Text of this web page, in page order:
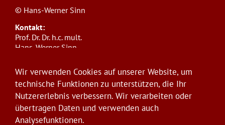
© Hans-Werner Sinn
Kontakt:
Prof. Dr. Dr. h.c. mult.
Hans-Werner Sinn,
ifo Institut
Poschingerstr. 5, 81679 München
Telefon: +49(0)89/9224-1276
E-Mail:sinn@ifo.de
Anmelden
Wir verwenden Cookies auf unserer Website, um
technische Funktionen zu unterstützen, die Ihr
Nutzererlebnis verbessern. Wir verarbeiten oder
übertragen Daten und verwenden auch
Analysefunktionen.